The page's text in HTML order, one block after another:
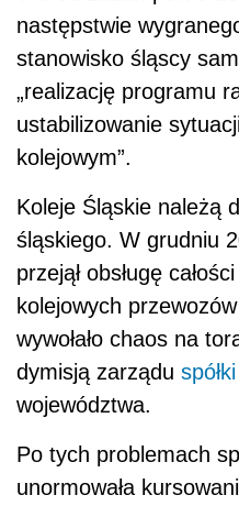
następstwie
stanowisko śląscy
„realizację programu
ustabilizowanie
kolejowym”.
Koleje Śląskie należą
śląskiego. W grudniu
przejął obsługę
kolejowych
wywołało chaos na
dymisją zarządu spółki
województwa.
Po tych problemach
unormowała